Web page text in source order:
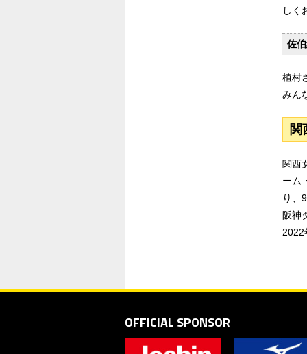
しく
佐
植村
みん
関
関西
ーム
り、
阪神
2022
OFFICIAL SPONSOR